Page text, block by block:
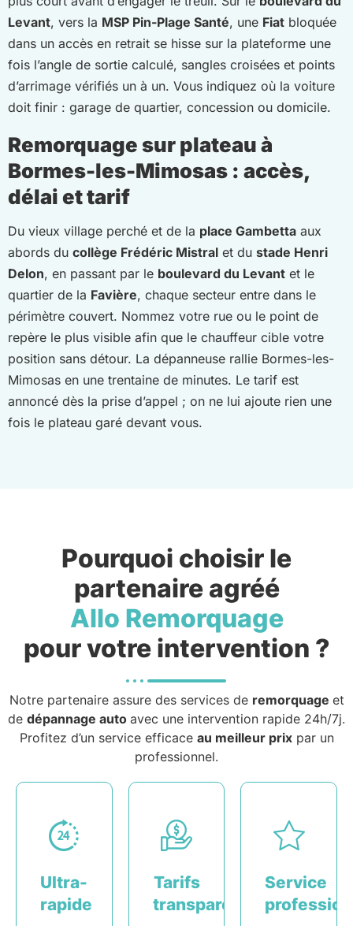
Levant, vers la MSP Pin-Plage Santé, une Fiat bloquée
dans un accès en retrait se hisse sur la plateforme une
fois l’angle de sortie calculé, sangles croisées et points
d’arrimage vérifiés un à un. Vous indiquez où la voiture
doit finir : garage de quartier, concession ou domicile.
Remorquage sur plateau à
Bormes-les-Mimosas : accès,
délai et tarif
Du vieux village perché et de la place Gambetta aux
abords du collège Frédéric Mistral et du stade Henri
Delon, en passant par le boulevard du Levant et le
quartier de la Favière, chaque secteur entre dans le
périmètre couvert. Nommez votre rue ou le point de
repère le plus visible afin que le chauffeur cible votre
position sans détour. La dépanneuse rallie Bormes-les-
Mimosas en une trentaine de minutes. Le tarif est
annoncé dès la prise d’appel ; on ne lui ajoute rien une
fois le plateau garé devant vous.
Pourquoi choisir le
partenaire agréé
Allo Remorquage
pour votre intervention ?
Notre partenaire assure des services de remorquage et
de dépannage auto avec une intervention rapide 24h/7j.
Profitez d’un service efficace au meilleur prixpar un
professionnel.
Ultra-
rapide
Tarifs
transparents
Service